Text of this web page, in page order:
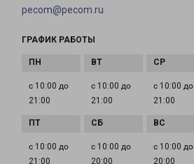
pecom@pecom.ru
ГРАФИК РАБОТЫ
с 10:00 до
21:00
с 10:00 до
21:00
с 10:00 до
21:00
с 10:00 до
21:00
с 10:00 до
20:00
с 10:00 до
20:00